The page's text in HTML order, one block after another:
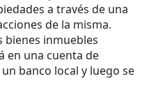
a través de una
de la misma.
bienes inmuebles
en una cuenta de
banco local y luego se